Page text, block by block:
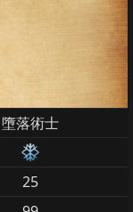
墮落術士
25